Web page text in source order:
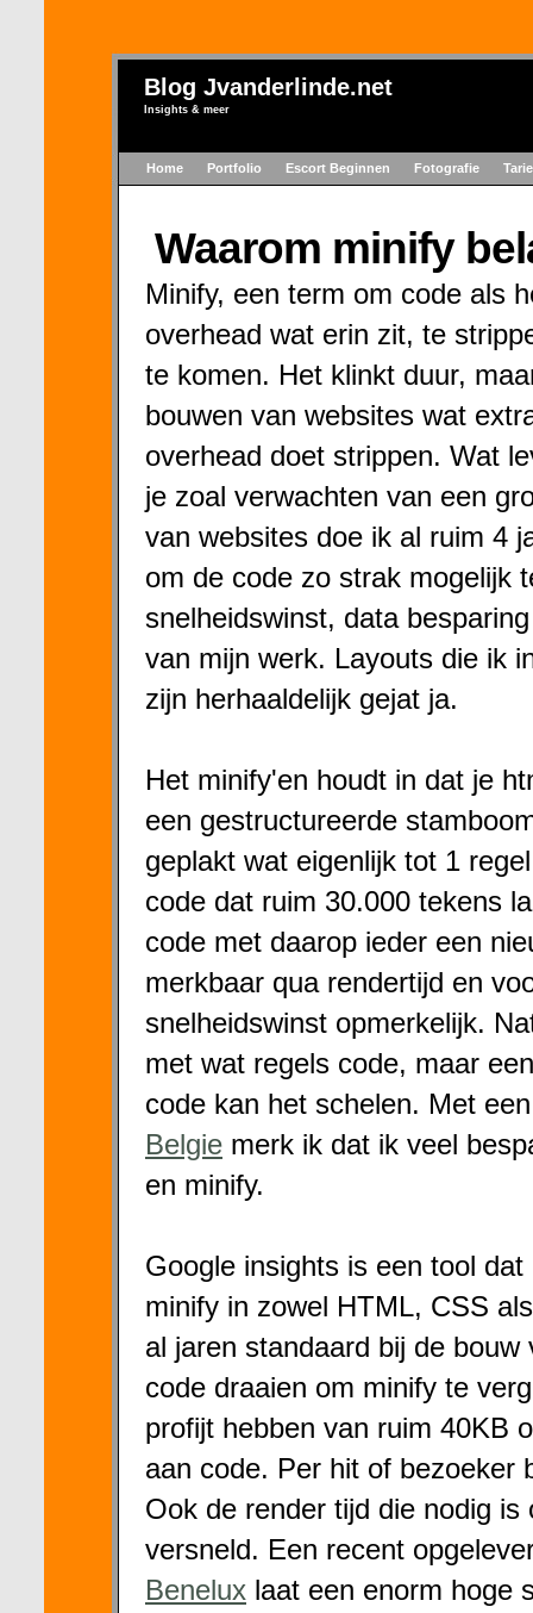
Blog Jvanderlinde.net
Insights & meer
Home Portfolio Escort Beginnen Fotografie
Waarom minify
Minify, een term om code als
overhead wat erin zit, te
te komen. Het klinkt duur,
bouwen van websites wat
overhead doet strippen. Wat
je zoal verwachten van een
van websites doe ik al ruim 4
om de code zo strak mogelijk
snelheidswinst, data
van mijn werk. Layouts die ik
zijn herhaaldelijk gejat ja.
Het minify'en houdt in dat je
een gestructureerde
geplakt wat eigenlijk tot 1
code dat ruim 30.000 tekens
code met daarop ieder een
merkbaar qua rendertijd en
snelheidswinst opmerkelijk.
met wat regels code, maar
code kan het schelen. Met
Belgie merk ik dat ik veel
en minify.
Google insights is een tool
minify in zowel HTML, CSS
al jaren standaard bij de
code draaien om minify te
profijt hebben van ruim 40KB
aan code. Per hit of bezoeker
Ook de render tijd die nodig
versneld. Een recent
Benelux laat een enorm hoge